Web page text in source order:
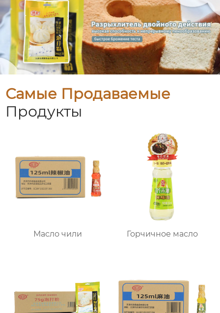
Самые Продаваемые
Продукты
Масло чили Горчичное масло